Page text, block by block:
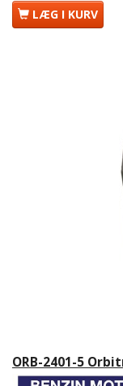
LÆG I KURV
ORB-2401-5